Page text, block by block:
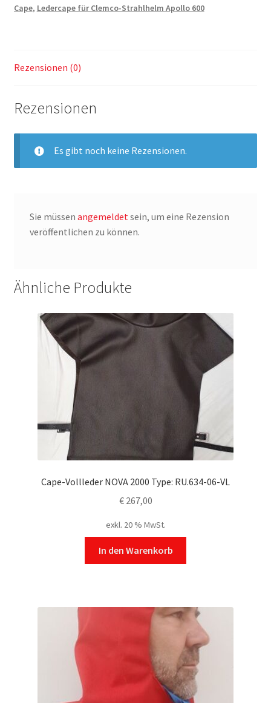
Cape, Ledercape für Clemco-Strahlhelm Apollo 600
Rezensionen (0)
Rezensionen
Es gibt noch keine Rezensionen.
Sie müssen angemeldet sein, um eine Rezension
veröffentlichen zu können.
Ähnliche Produkte
Cape-Vollleder NOVA 2000 Type: RU.634-06-VL
€267,00
exkl. 20 % MwSt.
In den Warenkorb